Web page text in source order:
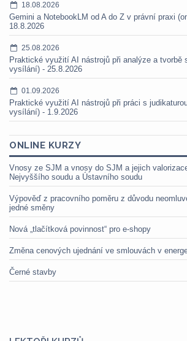
18.08.2026
Gemini a NotebookLM od A do Z v právní praxi
18.8.2026
25.08.2026
Praktické využití AI nástrojů při analýze a tvorbě
vysílání) - 25.8.2026
01.09.2026
Praktické využití AI nástrojů při práci s
vysílání) - 1.9.2026
ONLINE KURZY
Vnosy ze SJM a vnosy do SJM a jejich
Nejvyššího soudu a Ústavního soudu
Výpověď z pracovního poměru z důvodu
jedné směny
Nová „tlačítková povinnost“ pro e-shopy
Změna cenových ujednání ve smlouvách v
Černé stavby